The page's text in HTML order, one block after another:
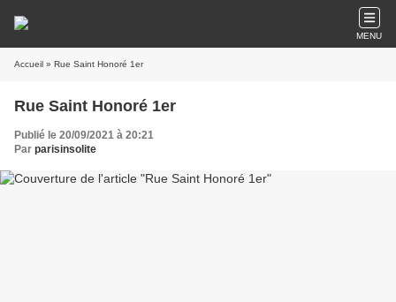
MENU
Accueil » Rue Saint Honoré 1er
Rue Saint Honoré 1er
Publié le 20/09/2021 à 20:21
Par parisinsolite